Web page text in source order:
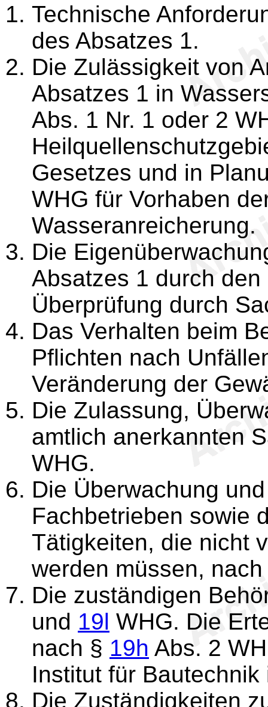
Technische
des Absatzes 1.
Die Zulässigkeit von
Absatzes 1 in
Abs. 1 Nr. 1 oder 2
Gesetzes und in
WHG für Vorhaben
Wasseranreicherung.
Die
Absatzes 1 durch
Überprüfung durch
Das Verhalten beim
Pflichten nach
Veränderung der
Die Zulassung,
amtlich anerkannten
WHG.
Die Überwachung
Fachbetrieben sowie
Tätigkeiten, die nicht
werden müssen,
Die zuständigen
und 19l WHG. Die
nach § 19h Abs. 2
Institut für
Die Zuständigkeiten